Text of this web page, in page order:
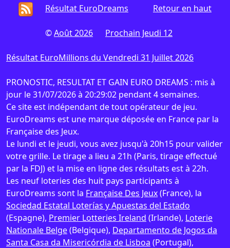
Retour en haut
Résultat EuroDreams
©Août 2026 Prochain Jeudi 12
Résultat EuroMillions du Vendredi 31 Juillet 2026
PRONOSTIC, RESULTAT ET GAIN EURO DREAMS : mis à
jour le 31/07/2026 à 20:29:02 pendant 4 semaines.
Ce site est indépendant de tout opérateur de jeu.
EuroDreams est une marque déposée en France par la
Française des Jeux.
Le lundi et le jeudi, vous avez jusqu'à 20h15 pour valider
votre grille. Le tirage a lieu a 21h (Paris, tirage effectué
par la FDJ) et la mise en ligne des résultats est à 22h.
Les neuf loteries des huit pays participants à
EuroDreams sont la Française Des Jeux(France), la
Sociedad Estatal Loterías y Apuestas del Estado
(Espagne), Premier Lotteries Ireland (Irlande), Loterie
Nationale Belge(Belgique), Departamento de Jogos da
Santa Casa da Misericórdia de Lisboa (Portugal),